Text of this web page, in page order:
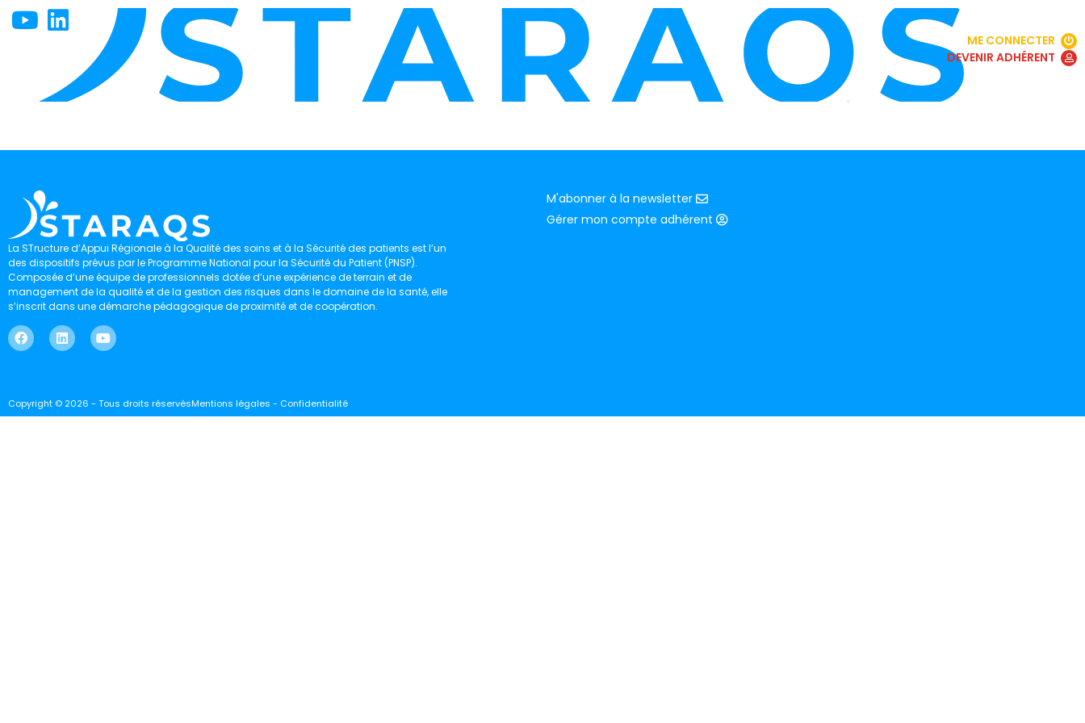
ME CONNECTER
DEVENIR ADHÉRENT
La STructure d’Appui Régionale à la Qualité des soins et à la Sécurité des patients est l’un
des dispositifs prévus par le Programme National pour la Sécurité du Patient (PNSP).
Composée d’une équipe de professionnels dotée d’une expérience de terrain et de
management de la qualité et de la gestion des risques dans le domaine de la santé, elle
s’inscrit dans une démarche pédagogique de proximité et de coopération.
M'abonner à la newsletter
Gérer mon compte adhérent
Copyright © 2026 - Tous droits réservésMentions légales - Confidentialité